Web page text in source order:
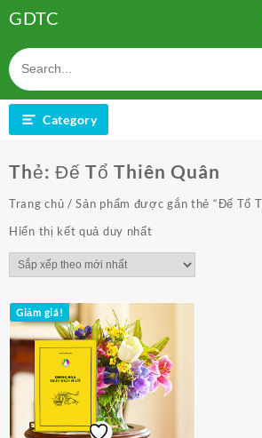
to
content
GDTC
Category
Thẻ: Đế Tổ Thiên Quân
Trang chủ / Sản phẩm được gắn thẻ “Đế Tổ
Hiển thị kết quả duy nhất
Giảm giá!